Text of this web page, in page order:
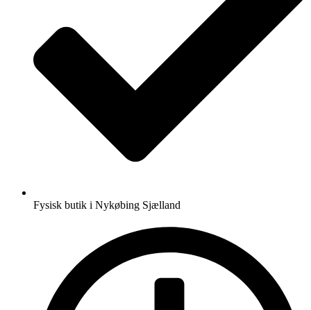
Fysisk butik i Nykøbing Sjælland